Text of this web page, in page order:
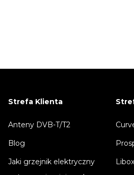
Strefa Klienta
Anteny DVB-T/T2
Blog
Jaki grzejnik elektryczny
Libox